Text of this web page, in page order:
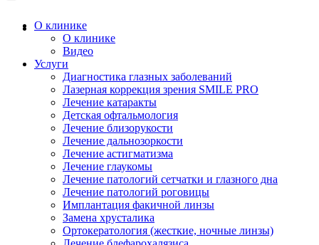
О клинике
О клинике
Видео
Услуги
Диагностика глазных заболеваний
Лазерная коррекция зрения SMILE PRO
Лечение катаракты
Детская офтальмология
Лечение близорукости
Лечение дальнозоркости
Лечение астигматизма
Лечение глаукомы
Лечение патологий сетчатки и глазного дна
Лечение патологий роговицы
Имплантация факичной линзы
Замена хрусталика
Ортокератология (жесткие, ночные линзы)